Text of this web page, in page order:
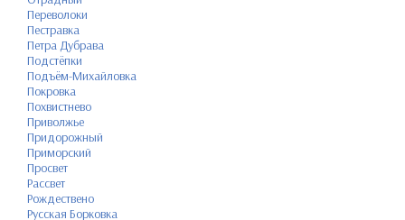
Переволоки
Пестравка
Петра Дубрава
Подстёпки
Подъём-Михайловка
Покровка
Похвистнево
Приволжье
Придорожный
Приморский
Просвет
Рассвет
Рождествено
Русская Борковка